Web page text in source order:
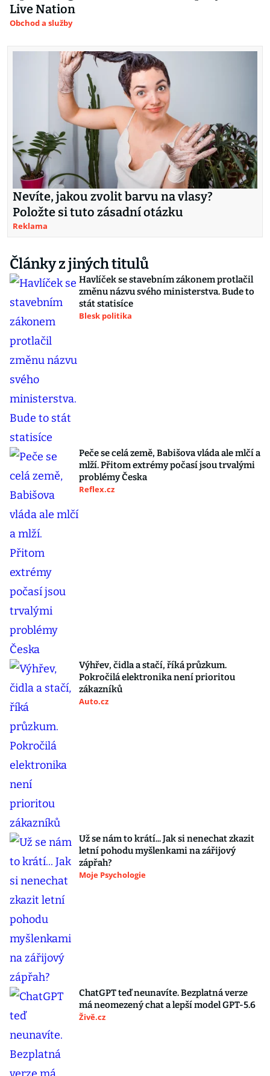
Live Nation
Obchod a služby
Nevíte, jakou zvolit barvu na vlasy?
Položte si tuto zásadní otázku
Reklama
Články z jiných titulů
Havlíček se stavebním zákonem protlačil
změnu názvu svého ministerstva. Bude to
stát statisíce
Blesk politika
Peče se celá země, Babišova vláda ale mlčí a
mlží. Přitom extrémy počasí jsou trvalými
problémy Česka
Reflex.cz
Výhřev, čidla a stačí, říká průzkum.
Pokročilá elektronika není prioritou
zákazníků
Auto.cz
Už se nám to krátí... Jak si nenechat zkazit
letní pohodu myšlenkami na zářijový
zápřah?
Moje Psychologie
ChatGPT teď neunavíte. Bezplatná verze
má neomezený chat a lepší model GPT-5.6
Živě.cz